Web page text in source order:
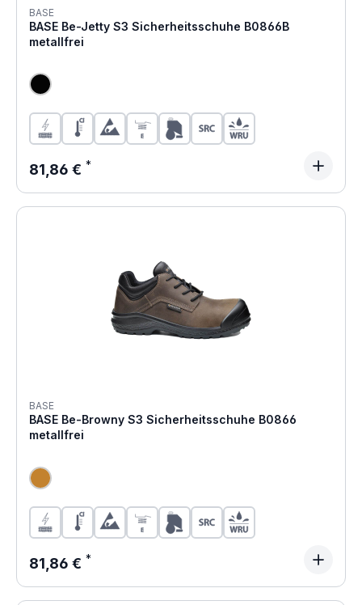
BASE
BASE Be-Jetty S3 Sicherheitsschuhe B0866B
metallfrei
Regulärer Preis:
81,86 €
BASE
BASE Be-Browny S3 Sicherheitsschuhe B0866
metallfrei
Regulärer Preis:
81,86 €